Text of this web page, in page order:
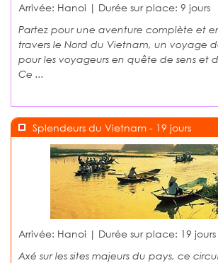
Arrivée: Hanoi | Durée sur place: 9 jours
Partez pour une aventure complète et
travers le Nord du Vietnam, un voyage
pour les voyageurs en quête de sens et
Ce ...
Splendeurs du Vietnam - 19 jours
Arrivée: Hanoi | Durée sur place: 19 jours
Axé sur les sites majeurs du pays, ce